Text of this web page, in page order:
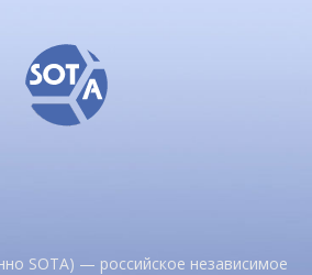
SOTA) — российское независимое